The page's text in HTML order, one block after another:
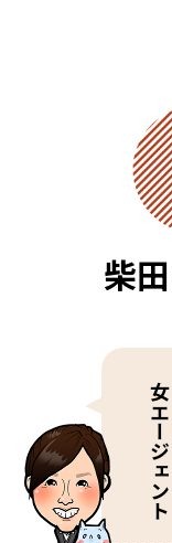
柴田
女エージェント